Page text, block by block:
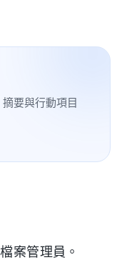
要與行動項目
案管理員。